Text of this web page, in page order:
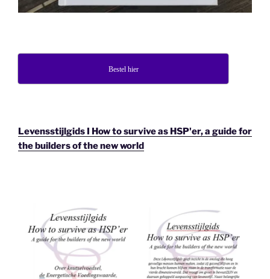
Bestel hier
Levensstijlgids I How to survive as HSP'er, a guide for
the builders of the new world